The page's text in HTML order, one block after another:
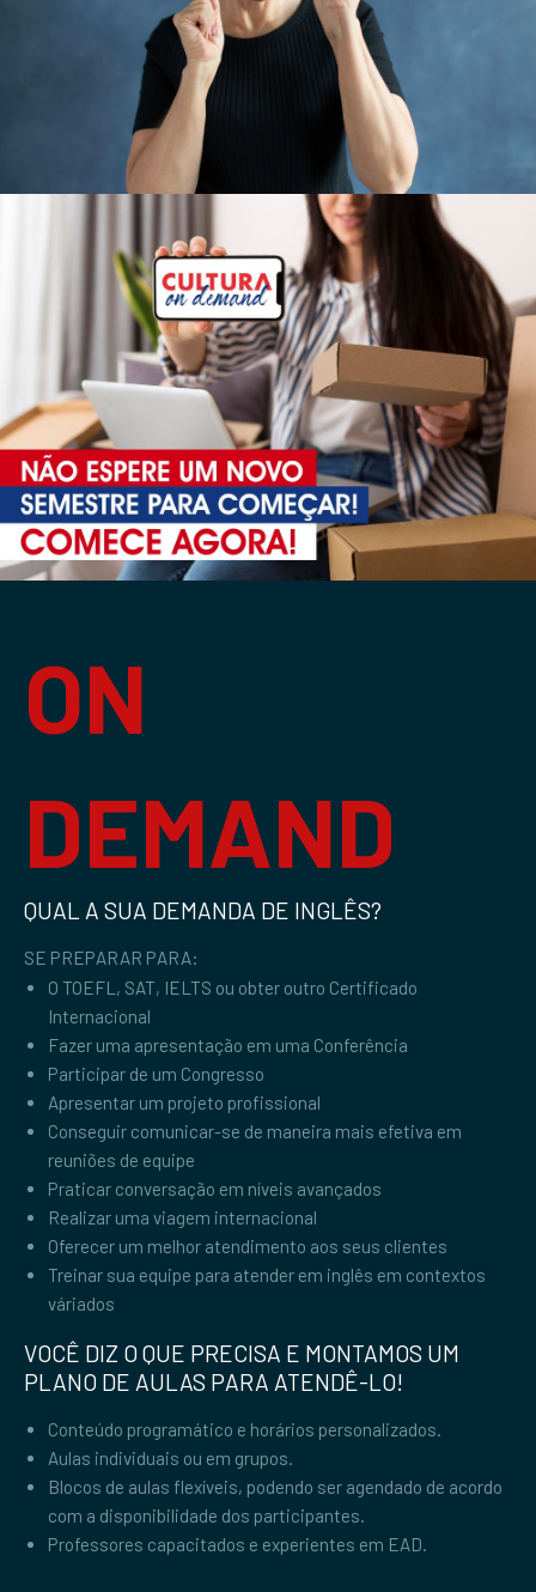
ON
DEMAND
QUAL A SUA DEMANDA DE INGLÊS?
SE PREPARAR PARA:
O TOEFL, SAT, IELTS ou obter outro Certificado
Internacional
Fazer uma apresentação em uma Conferência
Participar de um Congresso
Apresentar um projeto profissional
Conseguir comunicar-se de maneira mais efetiva em
reuniões de equipe
Praticar conversação em níveis avançados
Realizar uma viagem internacional
Oferecer um melhor atendimento aos seus clientes
Treinar sua equipe para atender em inglês em contextos
váriados
VOCÊ DIZ O QUE PRECISA E MONTAMOS UM
PLANO DE AULAS PARA ATENDÊ-LO!
Conteúdo programático e horários personalizados.
Aulas individuais ou em grupos.
Blocos de aulas flexíveis, podendo ser agendado de acordo
com a disponibilidade dos participantes.
Professores capacitados e experientes em EAD.